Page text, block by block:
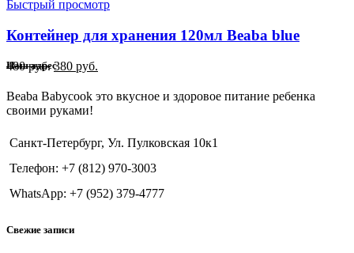
Быстрый просмотр
Контейнер для хранения 120мл Beaba blue
480руб.Первоначальная
составляла
480 руб..
380 руб.
380 руб..
Наш адрес
Beaba Babycook это вкусное и здоровое питание ребенка
своими руками!
Санкт-Петербург, Ул. Пулковская 10к1
Телефон: +7 (812) 970-3003
WhatsApp: +7 (952) 379-4777
Свежие записи